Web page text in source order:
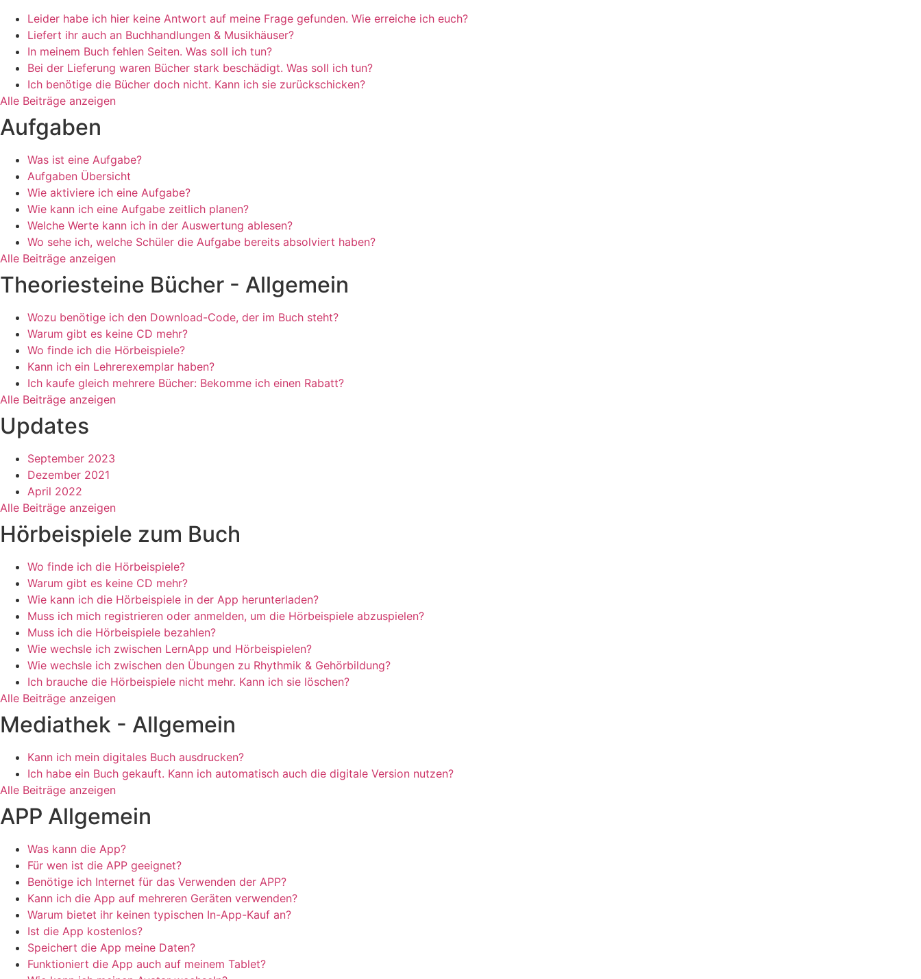
Leider habe ich hier keine Antwort auf meine Frage gefunden. Wie erreiche ich euch?
Liefert ihr auch an Buchhandlungen & Musikhäuser?
In meinem Buch fehlen Seiten. Was soll ich tun?
Bei der Lieferung waren Bücher stark beschädigt. Was soll ich tun?
Ich benötige die Bücher doch nicht. Kann ich sie zurückschicken?
Alle Beiträge anzeigen
Aufgaben
Was ist eine Aufgabe?
Aufgaben Übersicht
Wie aktiviere ich eine Aufgabe?
Wie kann ich eine Aufgabe zeitlich planen?
Welche Werte kann ich in der Auswertung ablesen?
Wo sehe ich, welche Schüler die Aufgabe bereits absolviert haben?
Alle Beiträge anzeigen
Theoriesteine Bücher - Allgemein
Wozu benötige ich den Download-Code, der im Buch steht?
Warum gibt es keine CD mehr?
Wo finde ich die Hörbeispiele?
Kann ich ein Lehrerexemplar haben?
Ich kaufe gleich mehrere Bücher: Bekomme ich einen Rabatt?
Alle Beiträge anzeigen
Updates
September 2023
Dezember 2021
April 2022
Alle Beiträge anzeigen
Hörbeispiele zum Buch
Wo finde ich die Hörbeispiele?
Warum gibt es keine CD mehr?
Wie kann ich die Hörbeispiele in der App herunterladen?
Muss ich mich registrieren oder anmelden, um die Hörbeispiele abzuspielen?
Muss ich die Hörbeispiele bezahlen?
Wie wechsle ich zwischen LernApp und Hörbeispielen?
Wie wechsle ich zwischen den Übungen zu Rhythmik & Gehörbildung?
Ich brauche die Hörbeispiele nicht mehr. Kann ich sie löschen?
Alle Beiträge anzeigen
Mediathek - Allgemein
Kann ich mein digitales Buch ausdrucken?
Ich habe ein Buch gekauft. Kann ich automatisch auch die digitale Version nutzen?
Alle Beiträge anzeigen
APP Allgemein
Was kann die App?
Für wen ist die APP geeignet?
Benötige ich Internet für das Verwenden der APP?
Kann ich die App auf mehreren Geräten verwenden?
Warum bietet ihr keinen typischen In-App-Kauf an?
Ist die App kostenlos?
Speichert die App meine Daten?
Funktioniert die App auch auf meinem Tablet?